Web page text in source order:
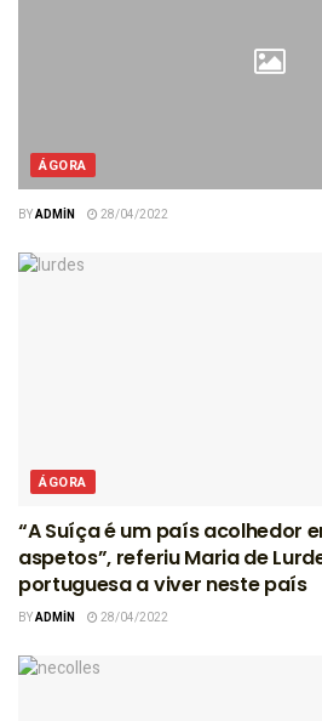
ÁGORA
BYADMIN 28/04/2022
ÁGORA
“A Suíça é um país acolhedor
aspetos”, referiu Maria de
portuguesa a viver neste país
BYADMIN 28/04/2022